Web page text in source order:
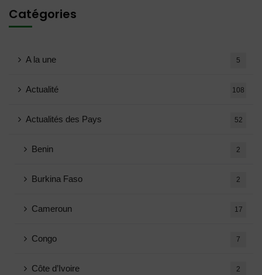
Catégories
A la une 5
Actualité 108
Actualités des Pays 52
Benin 2
Burkina Faso 2
Cameroun 17
Congo 7
Côte d’Ivoire 2